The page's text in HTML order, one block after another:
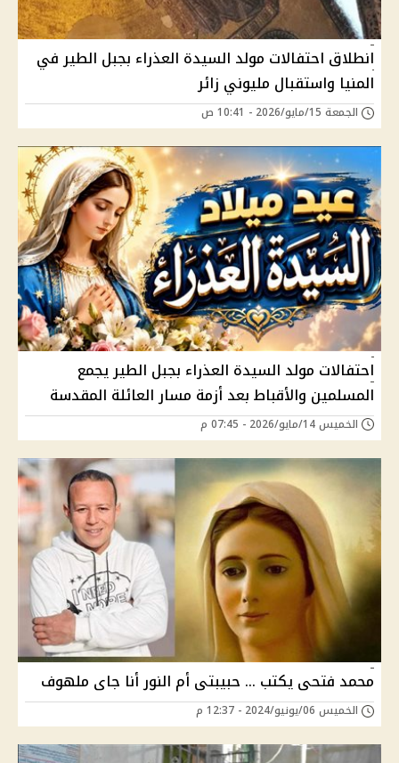
انطلاق احتفالات مولد السيدة العذراء بجبل الطير في
المنيا واستقبال مليوني زائر
الجمعة 15/مايو/2026 - 10:41 ص
احتفالات مولد السيدة العذراء بجبل الطير يجمع
المسلمين والأقباط بعد أزمة مسار العائلة المقدسة
الخميس 14/مايو/2026 - 07:45 م
محمد فتحى يكتب ... حبيبتى أم النور أنا جاى ملهوف
الخميس 06/يونيو/2024 - 12:37 م